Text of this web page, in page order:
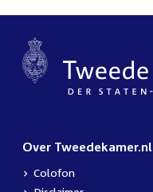
Over Tweedekamer.nl
Colofon